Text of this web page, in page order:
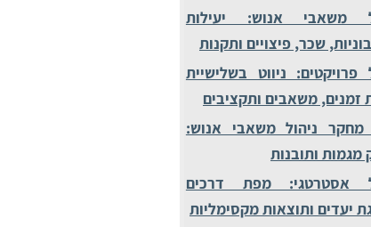
משאבי אנוש: יעילות
שכר, פיצויים ותקנות
פרויקטים: ניווט בשלישיית
זמנים, משאבים ותקציבים
ניהול משאבי אנוש:
מגמות ותובנות
אסטרטגי: מפת דרכים
יעדים ותוצאות מקסימליות